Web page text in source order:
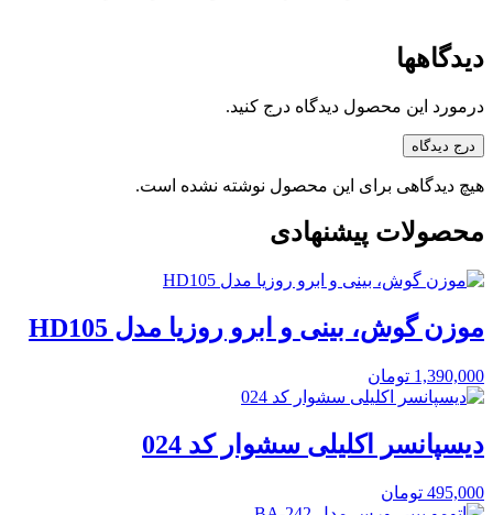
دیدگاهها
درمورد این محصول دیدگاه درج کنید.
درج دیدگاه
هیچ دیدگاهی برای این محصول نوشته نشده است.
محصولات پیشنهادی
موزن گوش، بینی و ابرو روزیا مدل HD105
1,390,000 تومان
دیسپانسر اکلیلی سشوار کد 024
495,000 تومان